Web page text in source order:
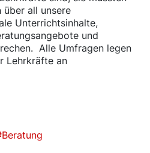
über all unsere
Unterrichtsinhalte,
und
Alle Umfragen legen
Lehrkräfte an
Beratung